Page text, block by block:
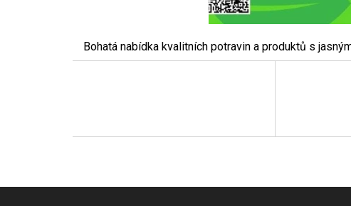
Bohatá nabídka kvalitních potravin a produktů s